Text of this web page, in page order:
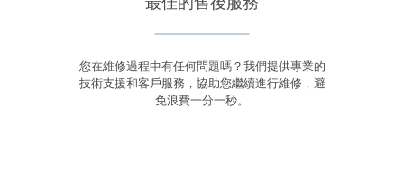
您在維修過程中有任何問題嗎？我們提供專業的
技術支援和客戶服務，協助您繼續進行維修，避
免浪費一分一秒。